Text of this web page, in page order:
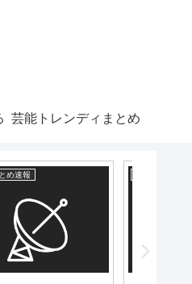
芸能トレンディまとめ
まとめ速報